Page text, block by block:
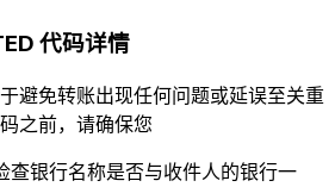
代码详情
避免转账出现任何问题或延误至关重
之前，请确保您
查银行名称是否与收件人的银行一